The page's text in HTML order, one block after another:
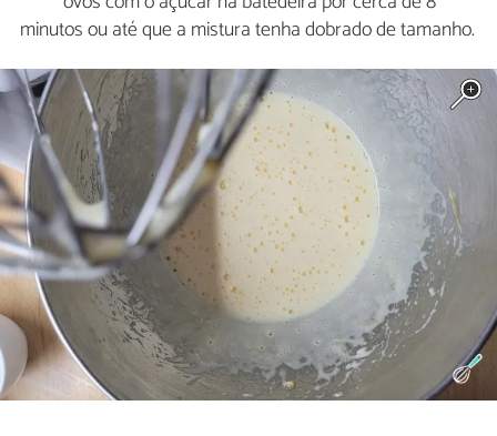
minutos ou até que a mistura tenha dobrado de tamanho.